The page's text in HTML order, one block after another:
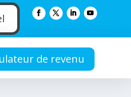
de revenu